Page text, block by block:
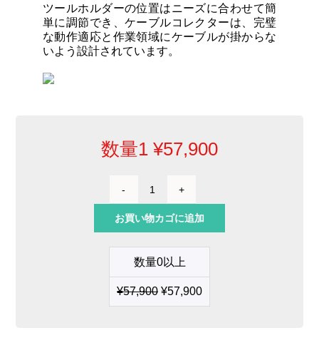
ツールホルダーの位置はニーズに合わせて簡
単に調節でき、ケーブルコレクターは、完璧
な動作適応と作業領域にケーブルが掛からな
いよう設計されています。
数量1 ¥57,900
HT470
ス
ド
個
お買い物カゴに追加
数量0以上
¥57,900 ¥57,900